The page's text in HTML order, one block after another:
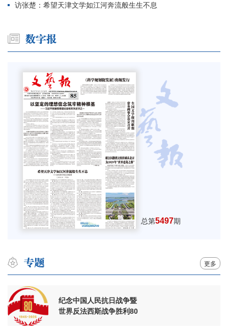
访张楚：希望天津文学如江河奔流般生生不息
总第5497期
更多
纪念中国人民抗日战争暨
世界反法西斯战争胜利80